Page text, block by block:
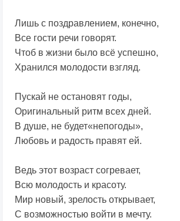
Лишь с поздравлением, конечно,
Все гости речи говорят.
Чтоб в жизни было всё успешно,
Хранился молодости взгляд.
Пускай не остановят годы,
Оригинальный ритм всех дней.
В душе, не будет«непогоды»,
Любовь и радость правят ей.
Ведь этот возраст согревает,
Всю молодость и красоту.
Мир новый, зрелость открывает,
С возможностью войти в мечту.